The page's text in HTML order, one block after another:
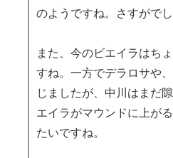
のようですね。さすがでし
また、今のビエイラはち
すね。一方でデラロサや
じましたが、中川はまだ
エイラがマウンドに上が
たいですね。